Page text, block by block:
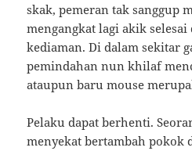
skak, pemeran tak sanggup
mengangkat lagi akik
kediaman. Di dalam sekitar
pemindahan nun khilaf
ataupun baru mouse
Pelaku dapat berhenti.
menyekat bertambah pokok